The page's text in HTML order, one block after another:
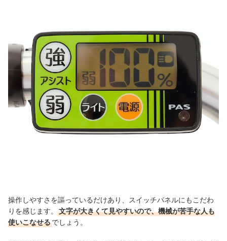
操作しやすさを謳っているだけあり、スイッチパネルにもこだわ
りを感じます。
文字が大きくて見やすいので、機械が苦手な人も
使いこなせるでしょう。